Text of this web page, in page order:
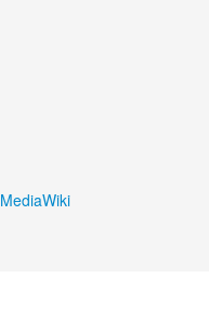
MediaWiki